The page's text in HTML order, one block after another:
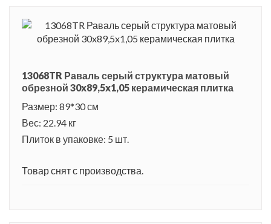
13068TR Раваль серый структура матовый
обрезной 30x89,5x1,05 керамическая плитка
Размер: 89*30 см
Вес: 22.94 кг
Плиток в упаковке: 5 шт.
Товар снят с производства.